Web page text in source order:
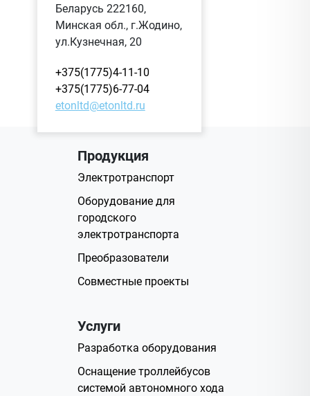
Беларусь 222160,
Минская обл., г.Жодино,
ул.Кузнечная, 20
+375(1775)4-11-10
+375(1775)6-77-04
etonltd@etonltd.ru
Продукция
Электротранспорт
Оборудование для
городского
электротранспорта
Преобразователи
Совместные проекты
Услуги
Разработка оборудования
Оснащение троллейбусов
системой автономного хода